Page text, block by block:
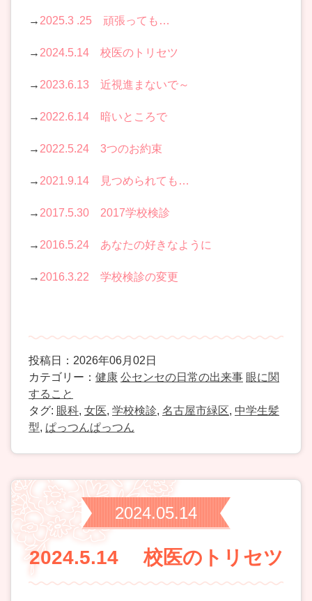
→ 2025.3 .25 頑張っても…
→ 2024.5.14 校医のトリセツ
→ 2023.6.13 近視進まないで～
→ 2022.6.14 暗いところで
→ 2022.5.24 3つのお約束
→ 2021.9.14 見つめられても…
→ 2017.5.30 2017学校検診
→ 2016.5.24 あなたの好きなように
→ 2016.3.22 学校検診の変更
投稿日：2026年06月02日
カテゴリー： 健康 公センセの日常の出来事 眼に関
すること
タグ: 眼科, 女医, 学校検診, 名古屋市緑区, 中学生髪
型, ぱっつんぱっつん
2024.05.14
2024.5.14 校医のトリセツ